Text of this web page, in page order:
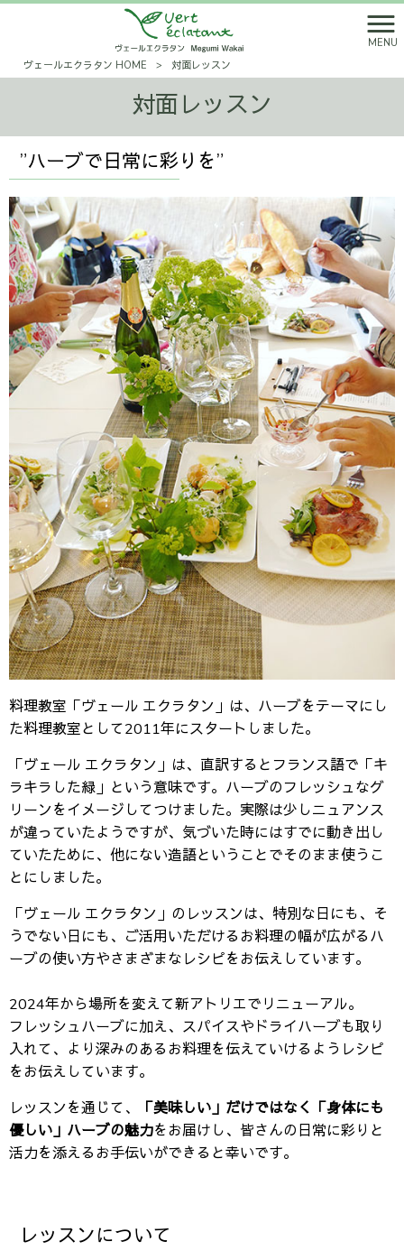
MENU
ヴェールエクラタン HOME
> 対面レッスン
対面レッスン
”ハーブで日常に彩りを”
料理教室「ヴェール エクラタン」は、ハーブをテーマにし
た料理教室として2011年にスタートしました。
「ヴェール エクラタン」は、直訳するとフランス語で「キ
ラキラした緑」という意味です。ハーブのフレッシュなグ
リーンをイメージしてつけました。実際は少しニュアンス
が違っていたようですが、気づいた時にはすでに動き出し
ていたために、他にない造語ということでそのまま使うこ
とにしました。
「ヴェール エクラタン」のレッスンは、特別な日にも、そ
うでない日にも、ご活用いただけるお料理の幅が広がるハ
ーブの使い方やさまざまなレシピをお伝えしています。
2024年から場所を変えて新アトリエでリニューアル。
フレッシュハーブに加え、スパイスやドライハーブも取り
入れて、より深みのあるお料理を伝えていけるようレシピ
をお伝えしています。
レッスンを通じて、
「美味しい」だけではなく「身体にも
優しい」ハーブの魅力をお届けし、皆さんの日常に彩りと
活力を添えるお手伝いができると幸いです。
レッスンについて